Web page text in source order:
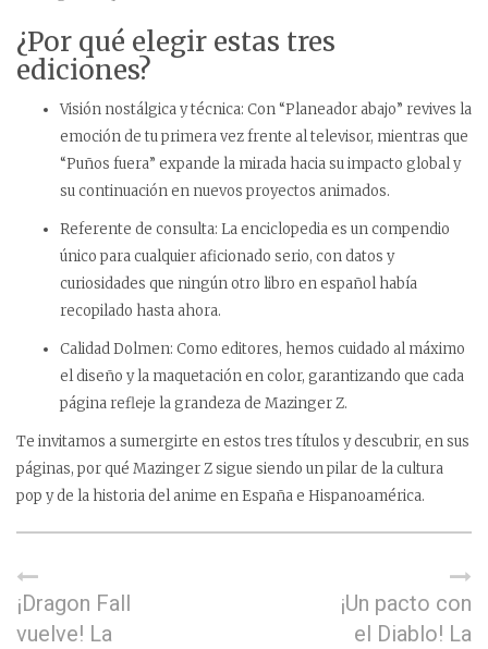
¿Por qué elegir estas tres
ediciones?
Visión nostálgica y técnica: Con “Planeador abajo” revives la
emoción de tu primera vez frente al televisor, mientras que
“Puños fuera” expande la mirada hacia su impacto global y
su continuación en nuevos proyectos animados.
Referente de consulta: La enciclopedia es un compendio
único para cualquier aficionado serio, con datos y
curiosidades que ningún otro libro en español había
recopilado hasta ahora.
Calidad Dolmen: Como editores, hemos cuidado al máximo
el diseño y la maquetación en color, garantizando que cada
página refleje la grandeza de Mazinger Z.
Te invitamos a sumergirte en estos tres títulos y descubrir, en sus
páginas, por qué Mazinger Z sigue siendo un pilar de la cultura
pop y de la historia del anime en España e Hispanoamérica.
¡Dragon Fall
vuelve! La
¡Un pacto con
el Diablo! La